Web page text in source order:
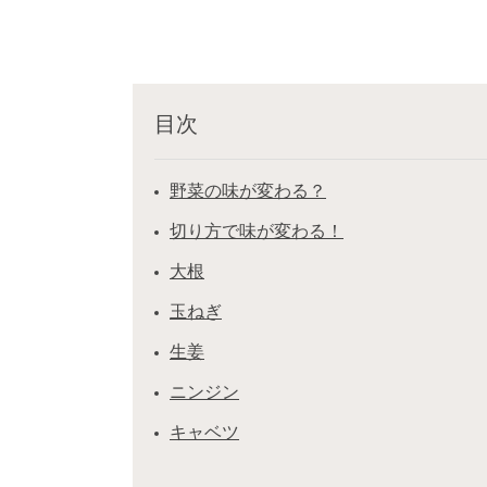
目次
野菜の味が変わる？
切り方で味が変わる！
大根
玉ねぎ
生姜
ニンジン
キャベツ